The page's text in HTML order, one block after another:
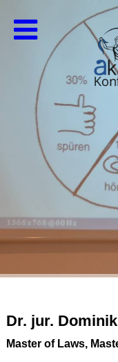
Dr. jur.
Master of Laws,